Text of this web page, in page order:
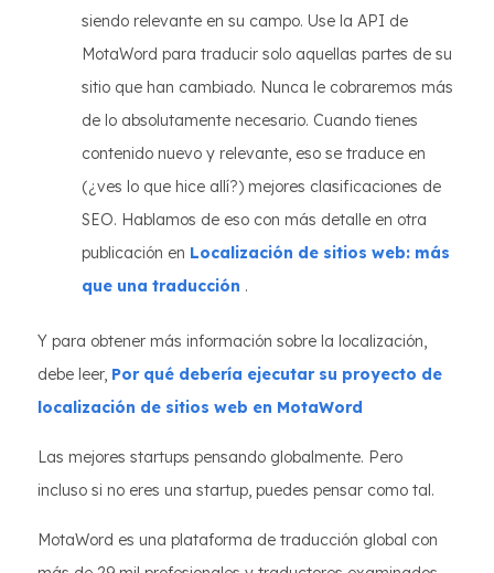
siendo relevante en su campo. Use la API de
MotaWord para traducir solo aquellas partes de su
sitio que han cambiado. Nunca le cobraremos más
de lo absolutamente necesario. Cuando tienes
contenido nuevo y relevante, eso se traduce en
(¿ves lo que hice allí?) mejores clasificaciones de
SEO. Hablamos de eso con más detalle en otra
publicación en Localización de sitios web: más
que una traducción .
Y para obtener más información sobre la localización,
debe leer, Por qué debería ejecutar su proyecto de
localización de sitios web en MotaWord
Las mejores startups pensando globalmente. Pero
incluso si no eres una startup, puedes pensar como tal.
MotaWord es una plataforma de traducción global con